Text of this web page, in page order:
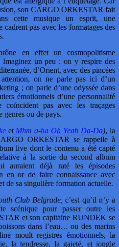
son CARGO ORKESTAR fait
cette musique un esprit, une
pas avec les formatages des
en effet un cosmopolitisme
un peu : on y respire des
d’Orient, avec des pincées
on ne parle pas ici d’un
; on parle d’une odyssée dans
émotionnels d’une personnalité
coïncident pas avec les traçages
genres ou de pays.
et Mhm a-ha Oh Yeah Da-Da), la
ORKESTAR se rappelle à
live dont le contenu a été capté
à la sortie du second album
déjà raté les épisodes
en or de faire connaissance avec
de sa singulière formation actuelle.
Club Belgrade, c’est qu’il n’y a
scénique pour passer outre les
et son capitaine RUNDEK se
dans l’eau… ou des marins
moult registres émotionnels, la
la tendresse, la gaieté, et jongle